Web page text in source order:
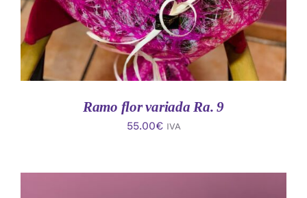
Ramo flor variada Ra. 9
55.00€ IVA